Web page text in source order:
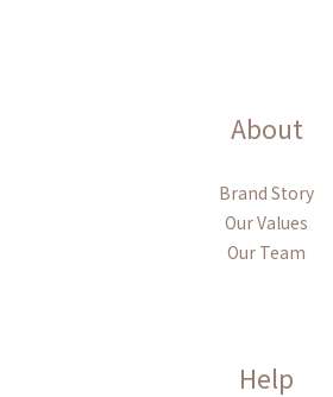
About
Brand Story
Our Values
Our Team
Help